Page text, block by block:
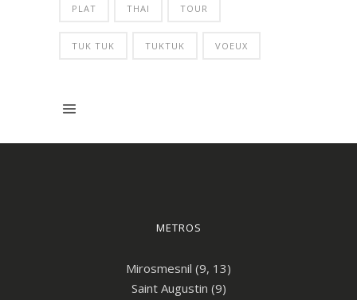
PLAT THAI TOUR
TUK TUK TUKTUK VOEUX
METROS
Mirosmesnil (9, 13)
Saint Augustin (9)